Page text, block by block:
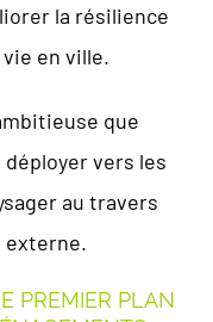
la résilience
en ville.
que
vers les
au travers
externe.
PREMIER PLAN